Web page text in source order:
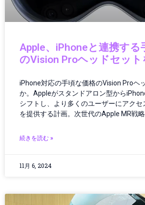
インターネットトレンド
インド
インフラ・調達
インフラ/都市設計
インフラテック
インフラ建設
インフラ投資
インフラ点検
インフラ運用
ウェアラブルテクノロジー
Apple、iPhoneと連携する
のVision Proヘッドセット
iPhone対応の手頃な価格のVision Proヘ
か。Appleがスタンドアロン型から
シフトし、より多くのユーザーにアクセ
を提供する計画。次世代のApple MR戦
続きを読む »
11月 6, 2024